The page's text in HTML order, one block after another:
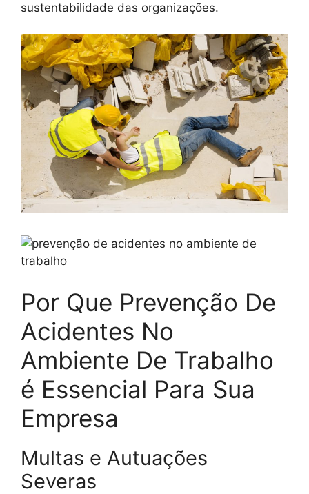
sustentabilidade das organizações.
Por Que Prevenção De
Acidentes No
Ambiente De Trabalho
é Essencial Para Sua
Empresa
Multas e Autuações
Severas